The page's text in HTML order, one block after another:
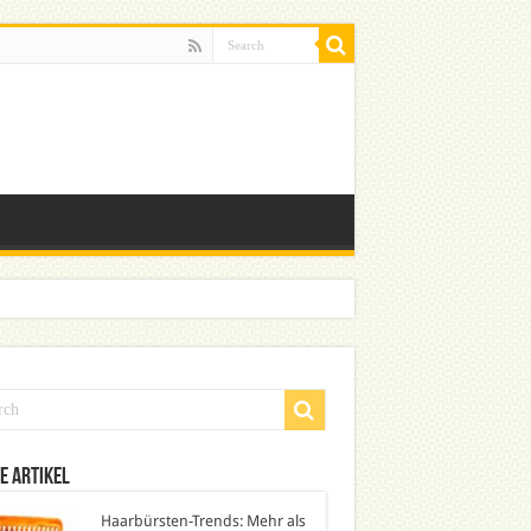
Artikel
Haarbürsten-Trends: Mehr als